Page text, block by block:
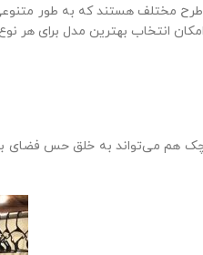
مختلف هستند که به طور
انتخاب بهترین مدل برای هر
هم می‌تواند به خلق حس فضای